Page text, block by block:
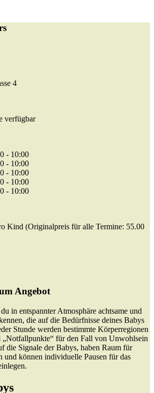
4
verfügbar
- 10:00
- 10:00
- 10:00
- 10:00
- 10:00
Kind (Originalpreis für alle Termine: 55.00
Angebot
in entspannter Atmosphäre achtsame und
die auf die Bedürfnisse deines Babys
Stunde werden bestimmte Körperregionen
„Notfallpunkte“ für den Fall von Unwohlsein
die Signale der Babys, haben Raum für
und können individuelle Pausen für das